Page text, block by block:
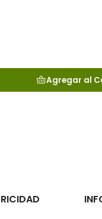
Agregar al